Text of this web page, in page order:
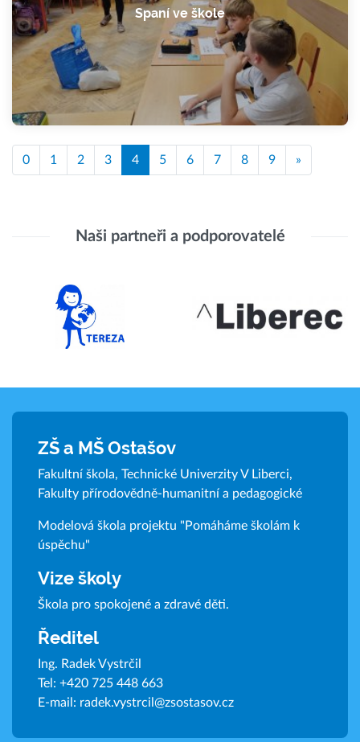
Spaní ve škole
0 1 2 3 4 5 6 7 8 9 »
Naši partneři a podporovatelé
ZŠ a MŠ Ostašov
Fakultní škola, Technické Univerzity V Liberci,
Fakulty přírodovědně-humanitní a pedagogické
Modelová škola projektu "Pomáháme školám k
úspěchu"
Vize školy
Škola pro spokojené a zdravé děti.
Ředitel
Ing. Radek Vystrčil
Tel: +420 725 448 663
E-mail: radek.vystrcil@zsostasov.cz